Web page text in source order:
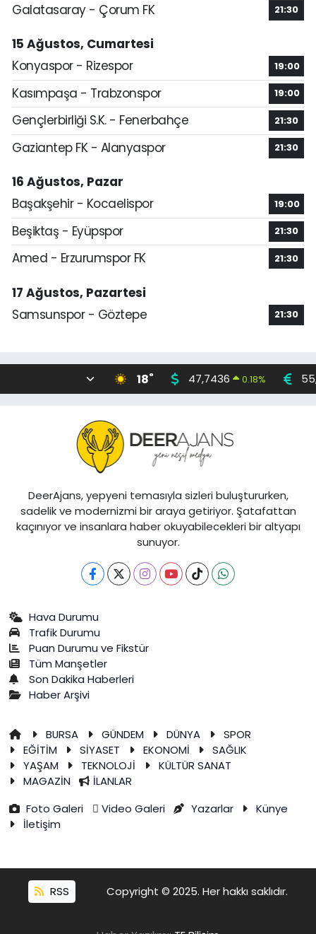
Galatasaray - Çorum FK
21:30
15 Ağustos, Cumartesi
Konyaspor - Rizespor
19:00
Kasımpaşa - Trabzonspor 19:00
Gençlerbirliği S.K. - Fenerbahçe 21:30
Gaziantep FK - Alanyaspor 21:30
16 Ağustos, Pazar
Başakşehir - Kocaelispor
19:00
Beşiktaş - Eyüpspor 21:30
Amed - Erzurumspor FK 21:30
17 Ağustos, Pazartesi
Samsunspor - Göztepe
21:30
18° 47,7436 0.18%
DeerAjans, yepyeni temasıyla sizleri buluştururken,
sadelik ve modernizmi bir araya getiriyor. Şatafattan
kaçınıyor ve insanlara haber okuyabilecekleri bir altyapı
sunuyor.
Hava Durumu
Trafik Durumu
Puan Durumu ve Fikstür
Tüm Manşetler
Son Dakika Haberleri
Haber Arşivi
BURSA GÜNDEM DÜNYA
SPOR
EĞİTİM
SİYASET EKONOMİ
SAĞLIK
YAŞAM
TEKNOLOJİ
KÜLTÜR SANAT
MAGAZİN
İLANLAR
Foto Galeri
Video Galeri Yazarlar
Künye
İletişim
RSS Copyright © 2025. Her hakkı saklıdır.